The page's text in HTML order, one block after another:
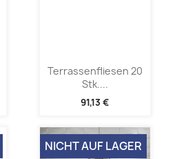
Terrassenfliesen 20
Stk....
91,13 €
NICHT AUF LAGER